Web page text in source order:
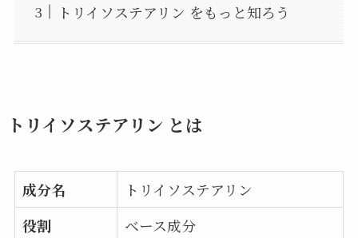
トリイソステアリン をもっと知ろう
トリイソステアリン とは
成分名
トリイソステアリン
役割
ベース成分